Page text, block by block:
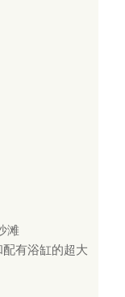
滩
有浴缸的超大